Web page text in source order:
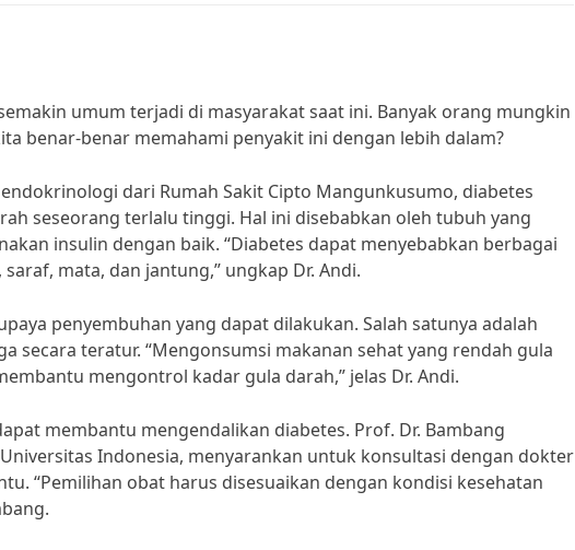
umum terjadi di masyarakat saat ini. Banyak orang mungkin
benar-benar memahami penyakit ini dengan lebih dalam?
dari Rumah Sakit Cipto Mangunkusumo, diabetes
seseorang terlalu tinggi. Hal ini disebabkan oleh tubuh yang
insulin dengan baik. “Diabetes dapat menyebabkan berbagai
mata, dan jantung,” ungkap Dr. Andi.
penyembuhan yang dapat dilakukan. Salah satunya adalah
secara teratur. “Mengonsumsi makanan sehat yang rendah gula
mengontrol kadar gula darah,” jelas Dr. Andi.
membantu mengendalikan diabetes. Prof. Dr. Bambang
Indonesia, menyarankan untuk konsultasi dengan dokter
“Pemilihan obat harus disesuaikan dengan kondisi kesehatan